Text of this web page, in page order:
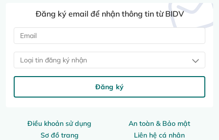
Điều khoản sử dụng
An toàn & Bảo mật
Sơ đồ trang
Liên hệ cá nhân
Đăng ký email để nhận thông tin từ BIDV
Loại tin đăng ký nhận
Đăng ký